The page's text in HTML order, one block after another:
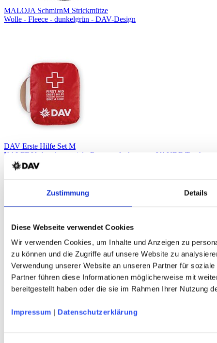
Zustimmung Details
Diese Webseite verwendet Cookies
Wir verwenden Cookies, um Inhalte und Anzeigen zu
zu können und die Zugriffe auf unsere Website zu
Verwendung unserer Website an unseren Partner für
Partner führen diese Informationen möglicherweise mit
bereitgestellt haben oder die sie im Rahmen Ihrer Nutzung
Impressum | Datenschutzerklärung
MALOJA SchmirnM Strickmütze
Wolle - Fleece - dunkelgrün - DAV-Design
DAV Erste Hilfe Set M
KALFF Verbandsmaterial - Rettungsdecke - rot - VAUDE Tasche
C.A.M.P. Ice Master Evo Grödel
Rostfreier Edelstahl - 3D-Verschlusssystem - DAV-Edition